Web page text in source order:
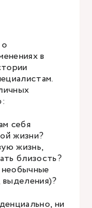
в
себя
жизни?
жизнь,
близость?
ни